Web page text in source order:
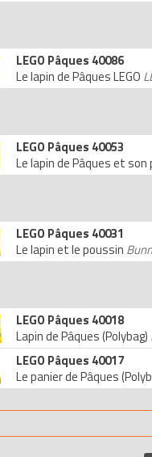
LEGO Pâques 40086
Le lapin de Pâques LEGO
LEGO Pâques 40053
Le lapin de Pâques et son
LEGO Pâques 40031
Le lapin et le poussin
LEGO Pâques 40018
Lapin de Pâques (Polybag)
LEGO Pâques 40017
Le panier de Pâques